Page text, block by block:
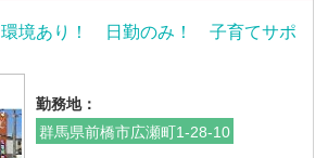
環境あり！ 日勤のみ！ 子育てサポ
勤務地：
群馬県前橋市広瀬町1-28-10